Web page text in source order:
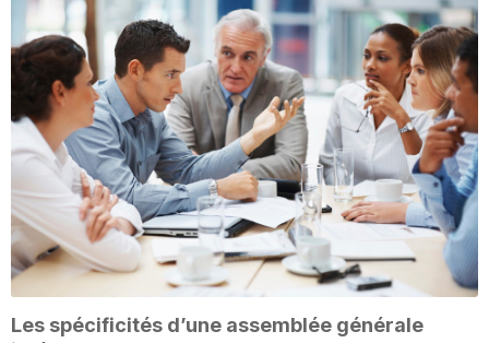
Les spécificités d’une assemblée générale